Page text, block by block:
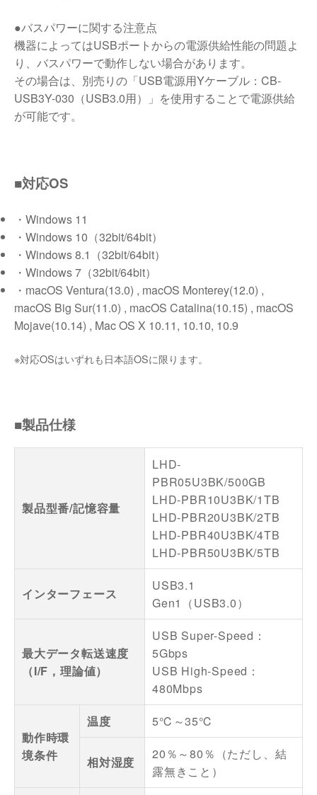
●バスパワーに関する注意点
機器によってはUSBポートからの電源供給性能の問題よ
り、バスパワーで動作しない場合があります。
その場合は、別売りの「USB電源用Yケーブル：CB-
USB3Y-030（USB3.0用）」を使用することで電源供給
が可能です。
■対応OS
・Windows 11
・Windows 10（32bit/64bit）
・Windows 8.1（32bit/64bit）
・Windows 7（32bit/64bit）
・macOS Ventura(13.0) , macOS Monterey(12.0) ,
macOS Big Sur(11.0) , macOS Catalina(10.15) , macOS
Mojave(10.14) , Mac OS X 10.11, 10.10, 10.9
※対応OSはいずれも日本語OSに限ります。
■製品仕様
製品型番/記憶容量
LHD-
PBR05U3BK/500GB
LHD-PBR10U3BK/1TB
LHD-PBR20U3BK/2TB
LHD-PBR40U3BK/4TB
LHD-PBR50U3BK/5TB
インターフェース
USB3.1
Gen1（USB3.0）
最大データ転送速度
（I/F，理論値）
USB Super-Speed：
5Gbps
USB High-Speed：
480Mbps
動作時環
境条件
温度 5℃～35℃
相対湿度
20％～80％（ただし、結
露無きこと）